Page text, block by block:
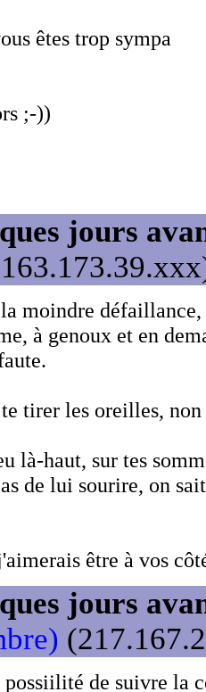
êtes trop sympa
;-))
jours
moindre
à genoux et en
tirer les oreilles, non
là-haut, sur tes
de lui sourire, on
être à vos
jours
de suivre la